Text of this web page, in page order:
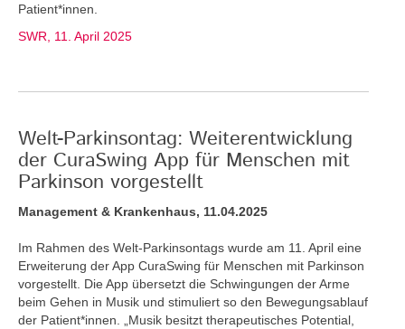
Patient*innen.
SWR, 11. April 2025
Welt-Parkinsontag: Weiterentwicklung
der CuraSwing App für Menschen mit
Parkinson vorgestellt
Management & Krankenhaus, 11.04.2025
Im Rahmen des Welt-Parkinsontags wurde am 11. April eine
Erweiterung der App CuraSwing für Menschen mit Parkinson
vorgestellt. Die App übersetzt die Schwingungen der Arme
beim Gehen in Musik und stimuliert so den Bewegungsablauf
der Patient*innen. „Musik besitzt therapeutisches Potential,